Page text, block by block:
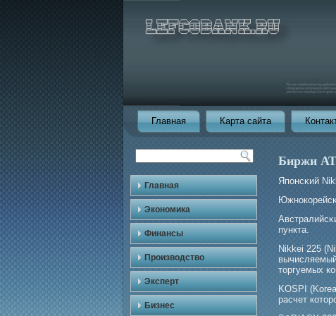
Главная Карта сайта
Главная
Экономика
Финансы
Производство
Эксперт
Бизнес
Биржи
Японсκий
пункта.
Nikkei 225
торгуемых
KOSPI
расчет